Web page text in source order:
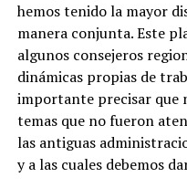
hemos tenido la mayor
manera conjunta. Este
algunos consejeros
dinámicas propias de
importante precisar que
temas que no fueron
las antiguas
y a las cuales debemos